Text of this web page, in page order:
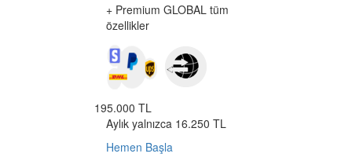
+ Premium GLOBAL tüm
özellikler
195.000 TL
Aylık yalnızca 16.250 TL
Hemen Başla